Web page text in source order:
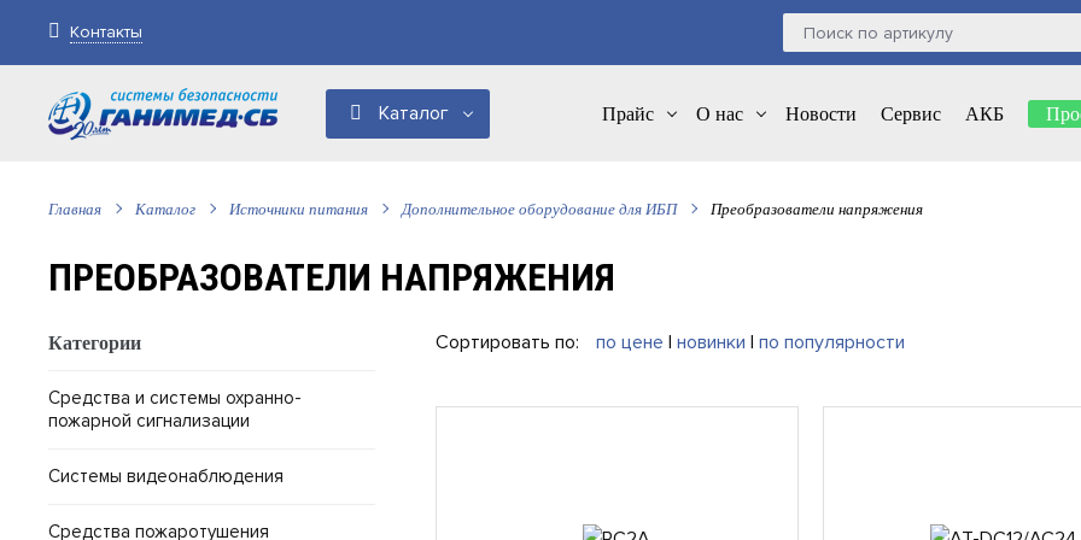
Контакты
Прайс О нас Новости Сервис АКБ
Каталог
Главная Каталог Источники питания Дополнительное оборудование для ИБП Преобразователи напряжения
ПРЕОБРАЗОВАТЕЛИ НАПРЯЖЕНИЯ
Категории
Средства и системы охранно-
пожарной сигнализации
Системы видеонаблюдения
Средства пожаротушения
Сортировать по: по цене | новинки | по популярности